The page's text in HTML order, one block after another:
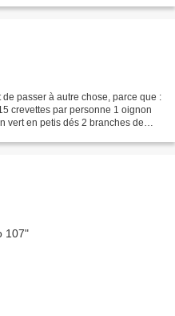
passer à autre chose, parce que :
crevettes par personne 1 oignon
vert en petis dés 2 branches de